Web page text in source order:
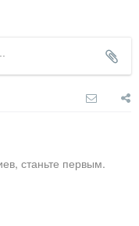
станьте первым.